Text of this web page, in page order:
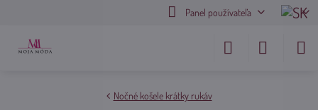
Panel používateľa
Nočné košele krátky rukáv